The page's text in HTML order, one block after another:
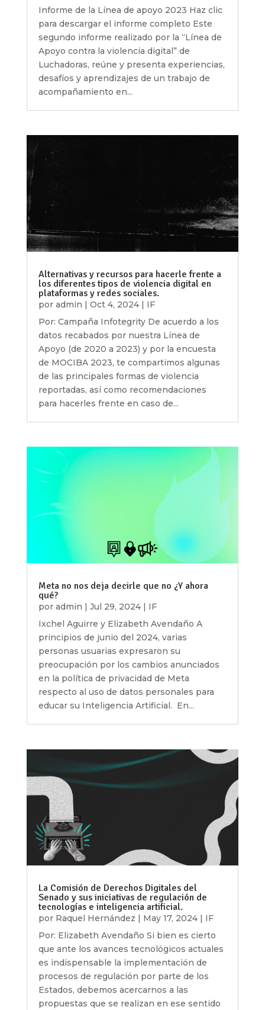
Informe de la Línea de apoyo 2023 Haz clic
para descargar el informe completo Este
segundo informe realizado por la “Línea de
Apoyo contra la violencia digital” de
Luchadoras, reúne y presenta experiencias,
desafíos y aprendizajes de un trabajo de
acompañamiento en...
Alternativas y recursos para hacerle frente a
los diferentes tipos de violencia digital en
plataformas y redes sociales.
por admin | Oct 4, 2024| IF
Por: Campaña Infotegrity De acuerdo a los
datos recabados por nuestra Línea de
Apoyo (de 2020 a 2023) y por la encuesta
de MOCIBA 2023, te compartimos algunas
de las principales formas de violencia
reportadas, así como recomendaciones
para hacerles frente en caso de...
Meta no nos deja decirle que no ¿Y ahora
qué?
por admin | Jul 29, 2024| IF
Ixchel Aguirre y Elizabeth Avendaño A
principios de junio del 2024, varias
personas usuarias expresaron su
preocupación por los cambios anunciados
en la política de privacidad de Meta
respecto al uso de datos personales para
educar su Inteligencia Artificial. En...
La Comisión de Derechos Digitales del
Senado y sus iniciativas de regulación de
tecnologías e inteligencia artificial.
por Raquel Hernández May 17, 2024| IF
Por: Elizabeth Avendaño Si bien es cierto
que ante los avances tecnológicos actuales
es indispensable la implementación de
procesos de regulación por parte de los
Estados, debemos acercarnos a las
propuestas que se realizan en ese sentido